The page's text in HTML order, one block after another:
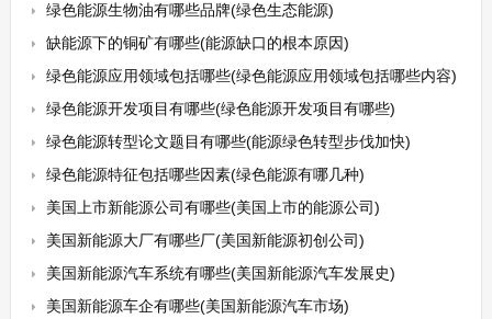
绿色能源生物油有哪些品牌(绿色生态能源)
缺能源下的铜矿有哪些(能源缺口的根本原因)
绿色能源应用领域包括哪些(绿色能源应用领域包括哪些内容)
绿色能源开发项目有哪些(绿色能源开发项目有哪些)
绿色能源转型论文题目有哪些(能源绿色转型步伐加快)
绿色能源特征包括哪些因素(绿色能源有哪几种)
美国上市新能源公司有哪些(美国上市的能源公司)
美国新能源大厂有哪些厂(美国新能源初创公司)
美国新能源汽车系统有哪些(美国新能源汽车发展史)
美国新能源车企有哪些(美国新能源汽车市场)